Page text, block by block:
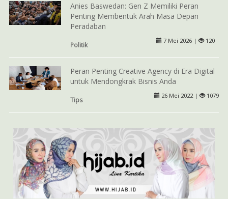
Anies Baswedan: Gen Z Memiliki Peran
Penting Membentuk Arah Masa Depan
Peradaban
Politik
7 Mei 2026 | 120
Peran Penting Creative Agency di Era Digital
untuk Mendongkrak Bisnis Anda
Tips
26 Mei 2022 | 1079